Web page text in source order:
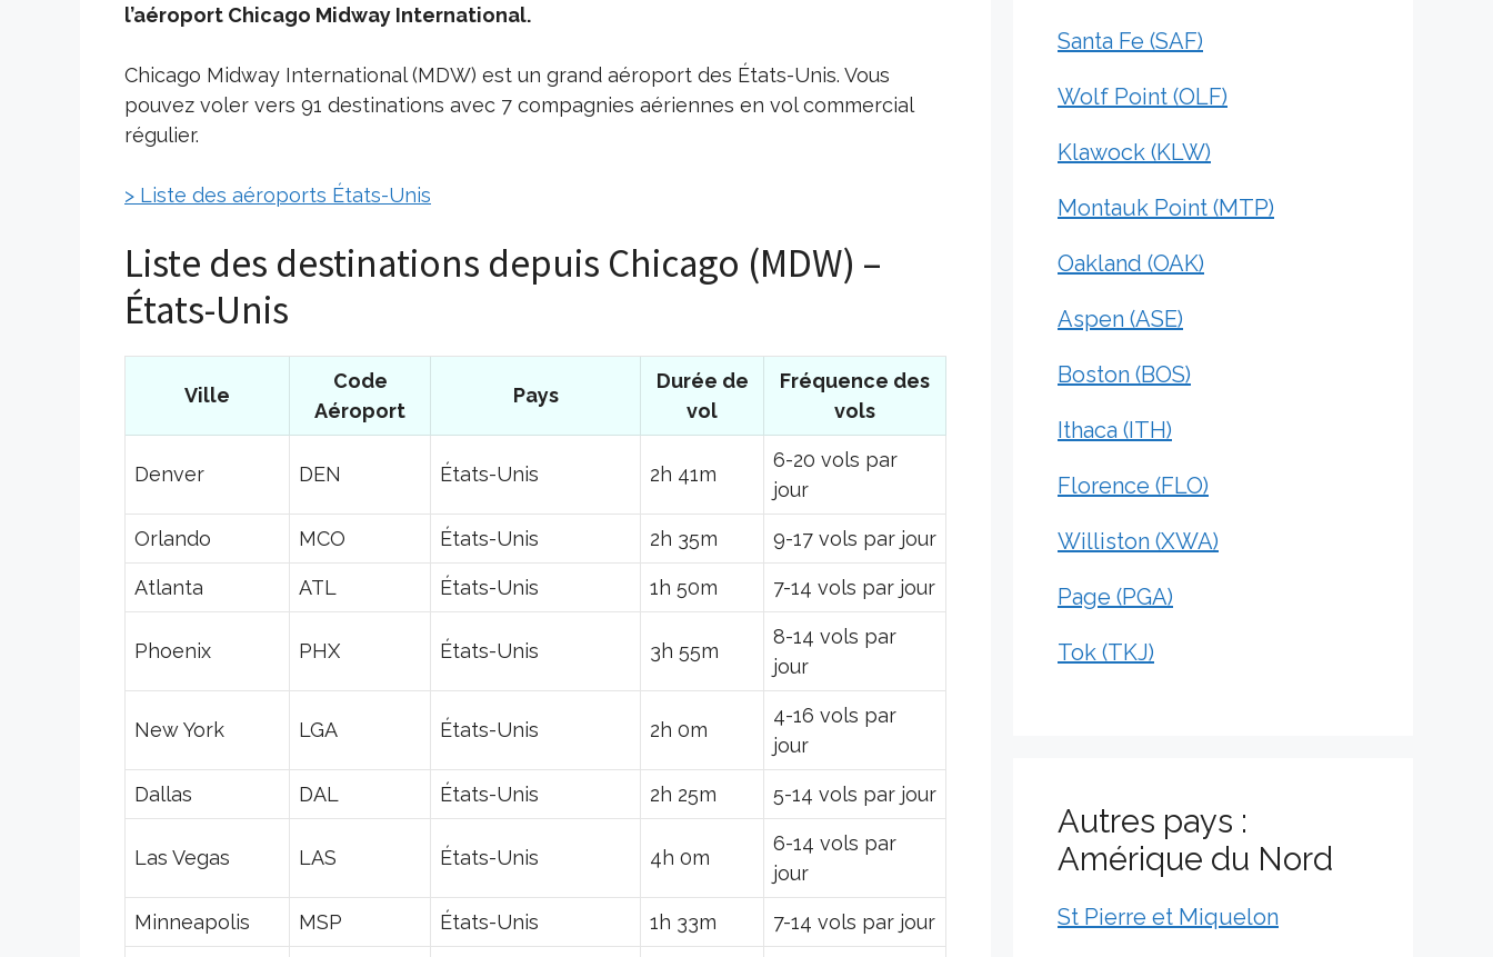
l’aéroport Chicago Midway International.
Chicago Midway International (MDW) est un grand aéroport des États-Unis. Vous
pouvez voler vers 91 destinations avec 7 compagnies aériennes en vol commercial
régulier.
> Liste des aéroports États-Unis
Liste des destinations depuis Chicago (MDW) –
États-Unis
Ville
Code
Aéroport
Pays
Durée de
vol
Fréquence des
vols
Denver DEN États-Unis 2h 41m
6-20 vols par
jour
Orlando MCO États-Unis 2h 35m 9-17 vols par jour
Atlanta ATL États-Unis 1h 50m 7-14 vols par jour
Phoenix PHX États-Unis 3h 55m
8-14 vols par
jour
New York LGA États-Unis 2h 0m
4-16 vols par
jour
Dallas DAL États-Unis 2h 25m 5-14 vols par jour
Las Vegas LAS États-Unis 4h 0m
6-14 vols par
jour
Minneapolis MSP États-Unis 1h 33m 7-14 vols par jour
Santa Fe (SAF)
Wolf Point (OLF)
Klawock (KLW)
Montauk Point (MTP)
Oakland (OAK)
Aspen (ASE)
Boston (BOS)
Ithaca (ITH)
Florence (FLO)
Williston (XWA)
Page (PGA)
Tok (TKJ)
Autres pays :
Amérique du Nord
St Pierre et Miquelon